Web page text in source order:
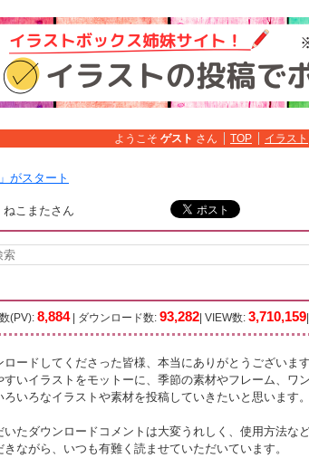
ようこそ ゲスト さん TOP イラスト
がスタート
ねこまたさん
(PV): 8,884 | ダウンロード数: 93,282| VIEW数: 3,710,159
ロードしてくださった皆様、本当にありがとうございま
すいイラストをモットーに、季節の素材やフレーム、ワ
ろいろなイラストや素材を投稿していきたいと思います。
いたダウンロードコメントは大変うれしく、使用方法な
きながら、いつも有難く読ませていただいています。